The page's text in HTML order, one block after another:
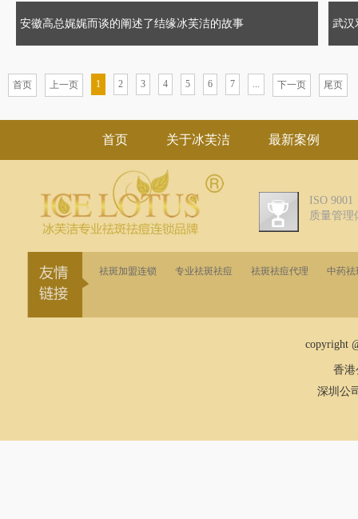
安徽高总娓娓而谈的阐述了结缘冰芙洁的故事 武汉
首页 上一页 1 2 3 4 5 6 7 ... 下一页 尾页
首页 关于冰芙洁 最新案例
ISO 9001
质量管理
祛斑加盟连锁 专业祛斑祛痘 祛斑祛痘代理 中药祛
copyright
香港
深圳公